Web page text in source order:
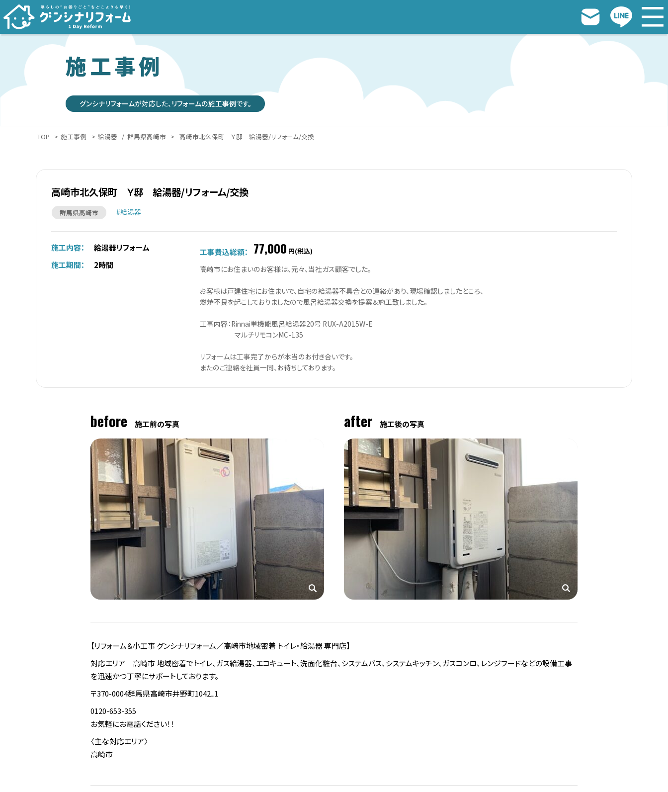
施工事例
グンシナリフォームが対応した、リフォームの施工事例です。
TOP > 施工事例 > 給湯器 / 群馬県高崎市 > 高崎市北久保町 Ｙ邸 給湯器/リフォーム/交換
高崎市北久保町 Ｙ邸 給湯器/リフォーム/交換
群馬県高崎市 給湯器
施工内容：
給湯器リフォーム
施工期間：
2時間
工事費込総額： 77,000 円(税込)
高崎市にお住まいのお客様は、元々、当社ガス顧客でした。
お客様は戸建住宅にお住まいで、自宅の給湯器不具合との連絡があり、現場確認しましたところ、
燃焼不良を起こしておりましたので風呂給湯器交換を提案＆施工致しました。
工事内容：Rinnai単機能風呂給湯器20号 RUX-A2015W-E
マルチリモコンMC-135
リフォームは工事完了からが本当のお付き合いです。
またのご連絡を社員一同、お待ちしております。
before 施工前の写真 after 施工後の写真
【リフォーム＆小工事 グンシナリフォーム／高崎市地域密着 トイレ・給湯器 専門店】
対応エリア 高崎市 地域密着でトイレ、ガス給湯器、エコキュート、洗面化粧台、システムバス、システムキッチン、ガスコンロ、レンジフードなどの設備工事
を迅速かつ丁寧にサポートしております。
〒370-0004群馬県高崎市井野町1042₋1
0120-653-355
お気軽にお電話ください！！
〈主な対応エリア〉
高崎市